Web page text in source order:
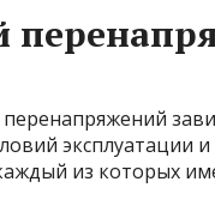
эксплуатации
из которых